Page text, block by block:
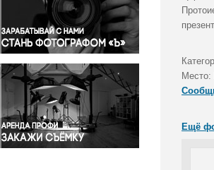
Правосудие
Происшествия и конфликты
Религия
Светская жизнь
Спорт
Экология
Экономика и бизнес
Место:
Ещё